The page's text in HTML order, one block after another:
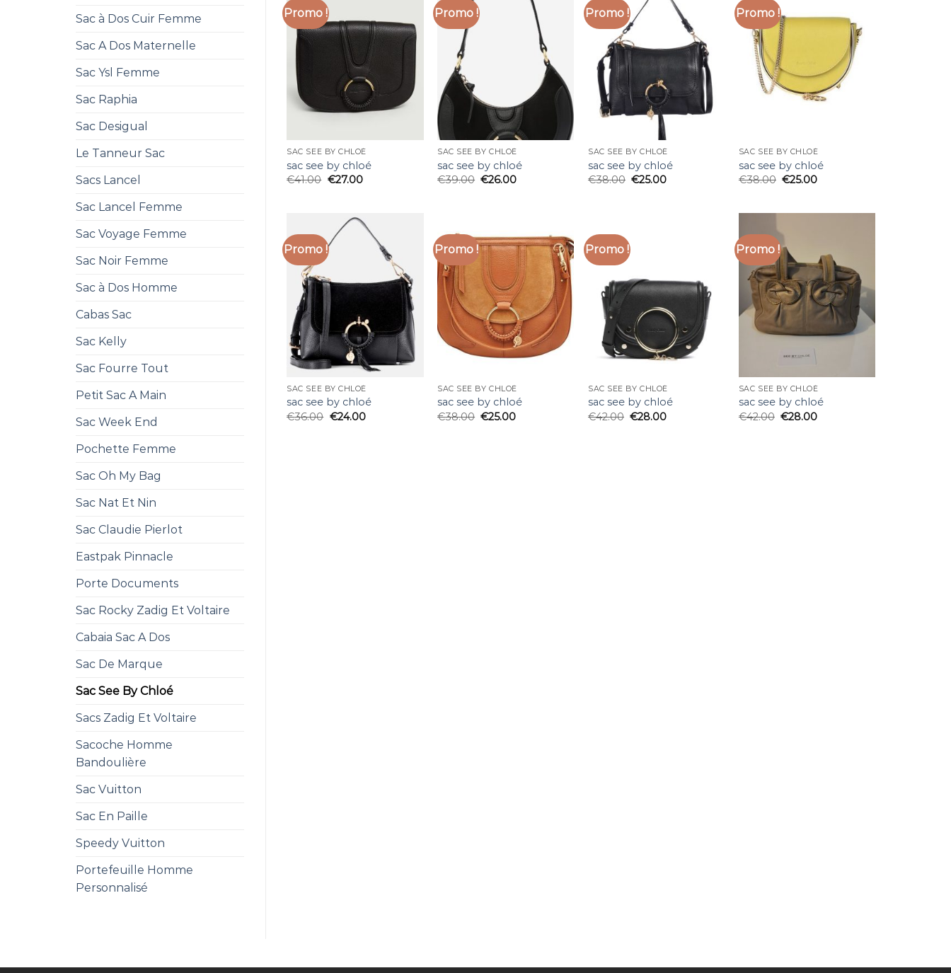
Sac à Dos Cuir Femme
Sac A Dos Maternelle
Sac Ysl Femme
Sac Raphia
Sac Desigual
Le Tanneur Sac
Sacs Lancel
Sac Lancel Femme
Sac Voyage Femme
Sac Noir Femme
Sac à Dos Homme
Cabas Sac
Sac Kelly
Sac Fourre Tout
Petit Sac A Main
Sac Week End
Pochette Femme
Sac Oh My Bag
Sac Nat Et Nin
Sac Claudie Pierlot
Eastpak Pinnacle
Porte Documents
Sac Rocky Zadig Et Voltaire
Cabaia Sac A Dos
Sac De Marque
Sac See By Chloé
Sacs Zadig Et Voltaire
Sacoche Homme
Bandoulière
Sac Vuitton
Sac En Paille
Speedy Vuitton
Portefeuille Homme
Personnalisé
Promo !
SAC SEE BY CHLOÉ
sac see by chloé
€41.00 €27.00
Promo !
SAC SEE BY CHLOÉ
sac see by chloé
€39.00 €26.00
Promo !
SAC SEE BY CHLOÉ
sac see by chloé
€38.00 €25.00
Promo !
SAC SEE BY CHLOÉ
sac see by chloé
€38.00 €25.00
Promo !
SAC SEE BY CHLOÉ
sac see by chloé
€36.00 €24.00
Promo !
SAC SEE BY CHLOÉ
sac see by chloé
€38.00 €25.00
Promo !
SAC SEE BY CHLOÉ
sac see by chloé
€42.00 €28.00
Promo !
SAC SEE BY CHLOÉ
sac see by chloé
€42.00 €28.00